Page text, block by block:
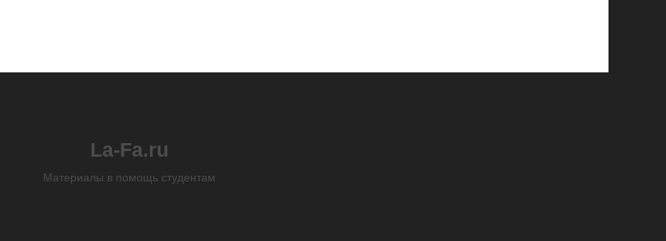
La-Fa.ru
Материалы в помощь студентам